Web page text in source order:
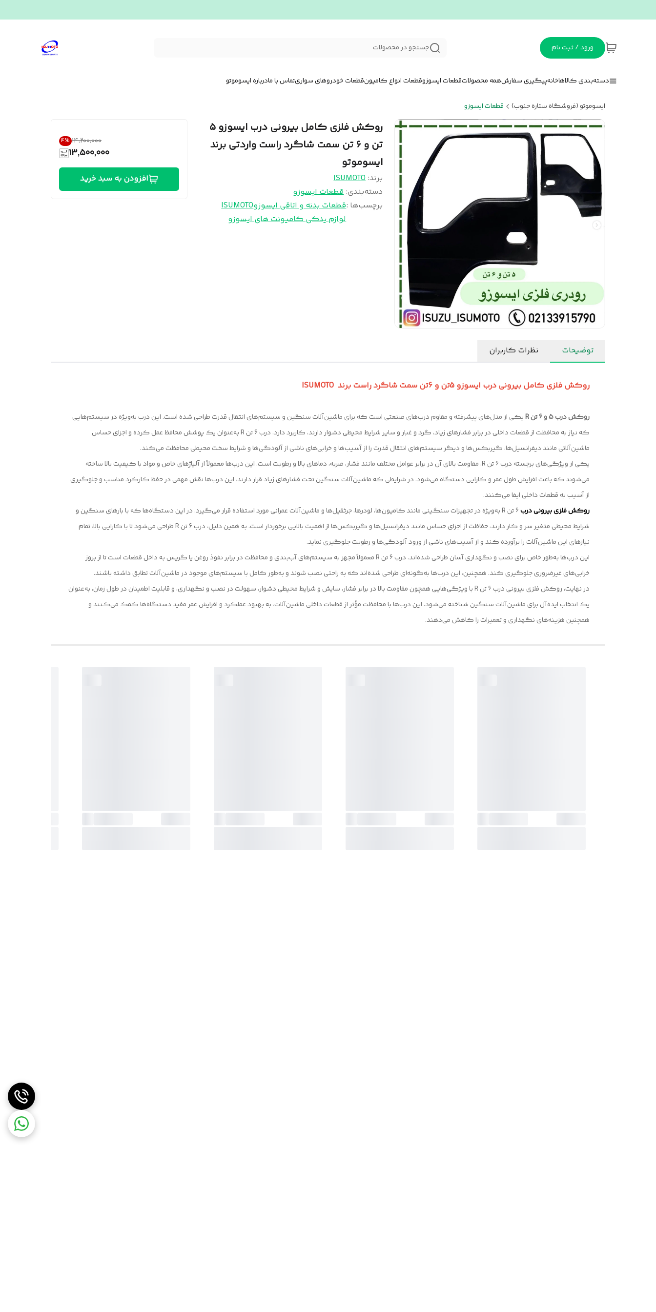
ورود / ثبت نام جستجو در محصولات
دسته‌بندی کالاهاخانهپیگیری سفارشهمه محصولاتقطعات ایسوزوقطعات انواع کامیونقطعات خودروهای سواریتماس با مادرباره ایسوموتو
ایسوموتو (فروشگاه ستاره جنوب) قطعات ایسوزو
روکش فلزی کامل بیرونی درب ایسوزو ۵
تن و ۶ تن سمت شاگرد راست واردتی برند
ایسوموتو
برند:ISUMOTO
دسته‌بندی:قطعات ایسوزو
برچسب‌ها :قطعات بدنه و اتاقی ایسوزوISUMOTO
لوازم یدکی کامیونت های ایسوزو
۱۴٬۲۰۰٬۰۰۰ 4%
13,500,000
افزودن به سبد خرید
توضیحات نظرات کاربران
روکش فلزی کامل بیرونی درب ایسوزو 5تن و 6تن سمت شاگرد راست برند ISUMOTO
روکش درب 5 و 6 تن R
یکی از مدل‌های پیشرفته و مقاوم درب‌های صنعتی است که برای ماشین‌آلات سنگین و سیستم‌های انتقال قدرت طراحی شده است. این درب به‌ویژه در سیستم‌هایی
که نیاز به محافظت از قطعات داخلی در برابر فشارهای زیاد، گرد و غبار و سایر شرایط محیطی دشوار دارند، کاربرد دارد. درب 6 تن R به‌عنوان یک پوشش محافظ عمل کرده و اجزای حساس
ماشین‌آلاتی مانند دیفرانسیل‌ها، گیربکس‌ها و دیگر سیستم‌های انتقال قدرت را از آسیب‌ها و خرابی‌های ناشی از آلودگی‌ها و شرایط سخت محیطی محافظت می‌کند.
یکی از ویژگی‌های برجسته درب 6 تن R، مقاومت بالای آن در برابر عوامل مختلف مانند فشار، ضربه، دماهای بالا و رطوبت است. این درب‌ها معمولاً از آلیاژهای خاص و مواد با کیفیت بالا ساخته
می‌شوند که باعث افزایش طول عمر و کارایی دستگاه می‌شود. در شرایطی که ماشین‌آلات سنگین تحت فشارهای زیاد قرار دارند، این درب‌ها نقش مهمی در حفظ کارکرد مناسب و جلوگیری
از آسیب به قطعات داخلی ایفا می‌کنند.
روکش فلزی بیرونی درب
6 تن R به‌ویژه در تجهیزات سنگینی مانند کامیون‌ها، لودرها، جرثقیل‌ها و ماشین‌آلات عمرانی مورد استفاده قرار می‌گیرد. در این دستگاه‌ها که با بارهای سنگین و
شرایط محیطی متغیر سر و کار دارند، حفاظت از اجزای حساس مانند دیفرانسیل‌ها و گیربکس‌ها از اهمیت بالایی برخوردار است. به همین دلیل، درب 6 تن R طراحی می‌شود تا با کارایی بالا، تمام
نیازهای این ماشین‌آلات را برآورده کند و از آسیب‌های ناشی از ورود آلودگی‌ها و رطوبت جلوگیری نماید.
این درب‌ها به‌طور خاص برای نصب و نگهداری آسان طراحی شده‌اند. درب 6 تن R معمولاً مجهز به سیستم‌های آب‌بندی و محافظت در برابر نفوذ روغن یا گریس به داخل قطعات است تا از بروز
خرابی‌های غیرضروری جلوگیری کند. همچنین، این درب‌ها به‌گونه‌ای طراحی شده‌اند که به راحتی نصب شوند و به‌طور کامل با سیستم‌های موجود در ماشین‌آلات تطابق داشته باشند.
در نهایت، روکش فلزی بیرونی درب 6 تن R با ویژگی‌هایی همچون مقاومت بالا در برابر فشار، سایش و شرایط محیطی دشوار، سهولت در نصب و نگهداری، و قابلیت اطمینان در طول زمان، به‌عنوان
یک انتخاب ایده‌آل برای ماشین‌آلات سنگین شناخته می‌شود. این درب‌ها با محافظت مؤثر از قطعات داخلی ماشین‌آلات، به بهبود عملکرد و افزایش عمر مفید دستگاه‌ها کمک می‌کنند و
همچنین هزینه‌های نگهداری و تعمیرات را کاهش می‌دهند.